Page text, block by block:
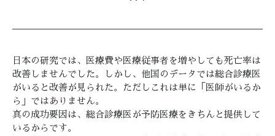
日本の研究では、医療費や医療従事者を増やしても死亡率は
改善しませんでした。しかし、他国のデータでは総合診療医
がいると改善が見られた。ただしこれは単に「医師がいるか
ら」ではありません。
真の成功要因は、総合診療医が予防医療をきちんと提供して
いるからです。